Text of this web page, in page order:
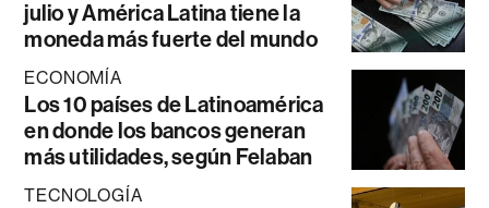
julio y América Latina tiene la
moneda más fuerte del mundo
ECONOMÍA
Los 10 países de Latinoamérica
en donde los bancos generan
más utilidades, según Felaban
TECNOLOGÍA